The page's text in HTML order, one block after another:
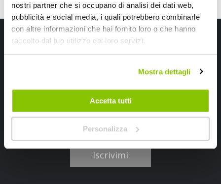
nostri partner che si occupano di analisi dei dati web,
pubblicità e social media, i quali potrebbero combinarle
con altre informazioni che hai fornito loro o che hanno
raccolto dal tuo utilizzo dei loro servizi.
Mostra dettagli
Accetta tutti
Personalizza
Iscriviti alla newsletter Speedup
Ricevi subito uno sconto del 10% per il tuo primo acquisto online!
Iscrivimi